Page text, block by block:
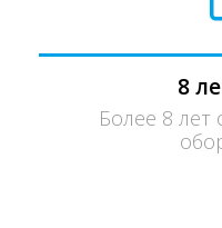
8
Более 8 лет